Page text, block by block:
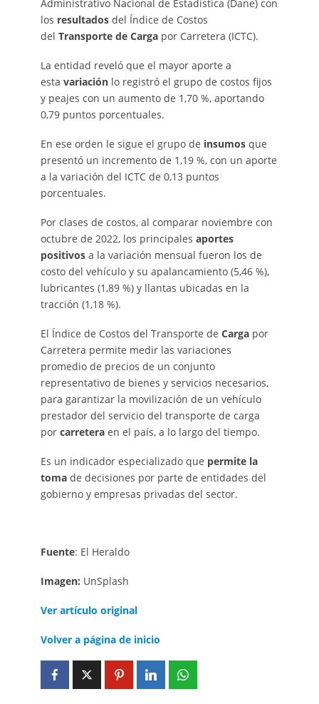
Administrativo Nacional de Estadística (Dane) con
los resultados del Índice de Costos
del Transporte de Cargapor Carretera (ICTC).
La entidad reveló que el mayor aporte a
esta variación lo registró el grupo de costos fijos
y peajes con un aumento de 1,70 %, aportando
0,79 puntos porcentuales.
En ese orden le sigue el grupo de insumos que
presentó un incremento de 1,19 %, con un aporte
a la variación del ICTC de 0,13 puntos
porcentuales.
Por clases de costos, al comparar noviembre con
octubre de 2022, los principales aportes
positivos a la variación mensual fueron los de
costo del vehículo y su apalancamiento (5,46 %),
lubricantes (1,89 %) y llantas ubicadas en la
tracción (1,18 %).
El Índice de Costos del Transporte de Carga por
Carretera permite medir las variaciones
promedio de precios de un conjunto
representativo de bienes y servicios necesarios,
para garantizar la movilización de un vehículo
prestador del servicio del transporte de carga
por carretera en el país, a lo largo del tiempo.
Es un indicador especializado que permite la
toma de decisiones por parte de entidades del
gobierno y empresas privadas del sector.
Fuente: El Heraldo
Imagen: UnSplash
Ver artículo original
Volver a página de inicio